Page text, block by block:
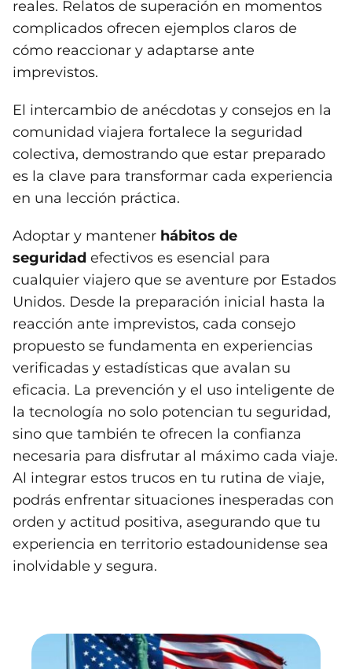
reales. Relatos de superación en momentos
complicados ofrecen ejemplos claros de
cómo reaccionar y adaptarse ante
imprevistos.
El intercambio de anécdotas y consejos en la
comunidad viajera fortalece la seguridad
colectiva, demostrando que estar preparado
es la clave para transformar cada experiencia
en una lección práctica.
Adoptar y mantener hábitos de
seguridad efectivos es esencial para
cualquier viajero que se aventure por Estados
Unidos. Desde la preparación inicial hasta la
reacción ante imprevistos, cada consejo
propuesto se fundamenta en experiencias
verificadas y estadísticas que avalan su
eficacia. La prevención y el uso inteligente de
la tecnología no solo potencian tu seguridad,
sino que también te ofrecen la confianza
necesaria para disfrutar al máximo cada viaje.
Al integrar estos trucos en tu rutina de viaje,
podrás enfrentar situaciones inesperadas con
orden y actitud positiva, asegurando que tu
experiencia en territorio estadounidense sea
inolvidable y segura.